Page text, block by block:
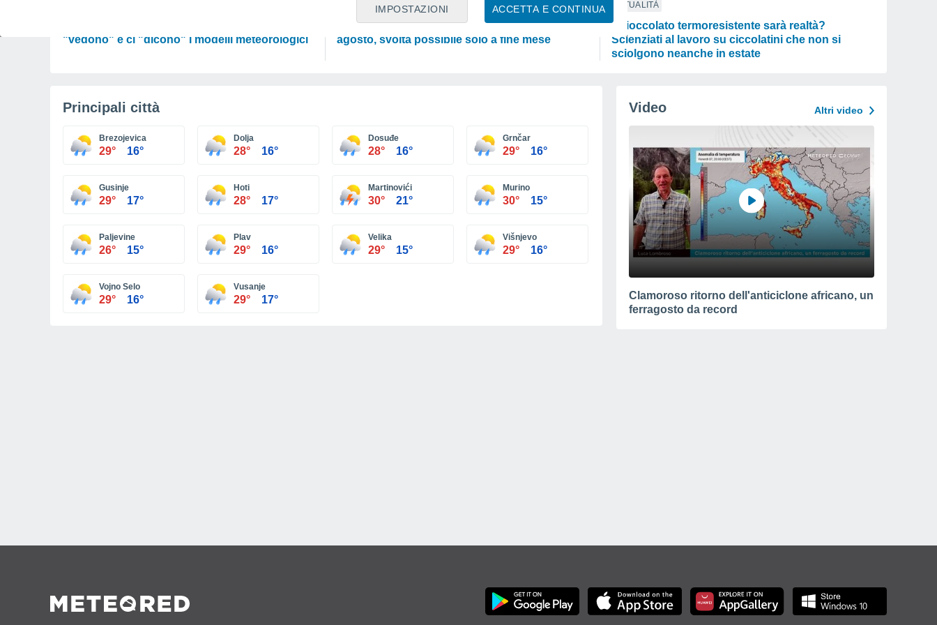
ACCETTA E CONTINUA
IMPOSTAZIONI
"vedono" e ci "dicono" i modelli meteorologici
PREVISIONI
L’estate non cambia rotta: caldo fino a metà
agosto, svolta possibile solo a fine mese
ATTUALITÀ
Il cioccolato termoresistente sarà realtà?
Scienziati al lavoro su ciccolatini che non si
sciolgono neanche in estate
Principali città
Brezojevica
29° 16°
Dolja
28° 16°
Dosuđe
28° 16°
Grnčar
29° 16°
Gusinje
29° 17°
Hoti
28° 17°
Martinovići
30° 21°
Murino
30° 15°
Paljevine
26° 15°
Plav
29° 16°
Velika
29° 15°
Višnjevo
29° 16°
Vojno Selo
29° 16°
Vusanje
29° 17°
Video Altri video
Clamoroso ritorno dell'anticiclone africano, un
ferragosto da record